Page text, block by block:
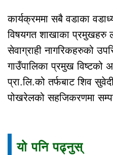
कार्यक्रममा सबै वडाका
विषयगत शाखाका प्रमुखहरु
सेवाग्राही नागरिकहरुको
गाउँपालिका प्रमुख विष्टको
प्रा.लि.को तर्फबाट शिव
पोखरेलको सहजिकरणमा
यो पनि पढ्नुस्